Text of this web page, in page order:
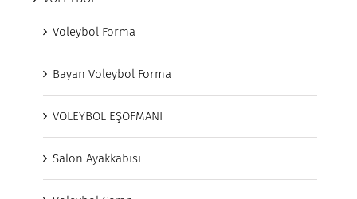
Voleybol Forma
Bayan Voleybol Forma
VOLEYBOL EŞOFMANI
Salon Ayakkabısı